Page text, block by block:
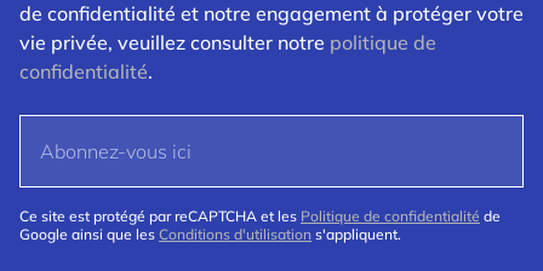
de confidentialité et notre engagement à protéger votre
vie privée, veuillez consulter notre politique de
confidentialité.
Ce site est protégé par reCAPTCHA et les Politique de confidentialité de
Google ainsi que les Conditions d'utilisation s'appliquent.